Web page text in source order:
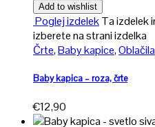
Add to wishlist
Poglej izdelekTa izdelek
izberete na strani izdelka
Črte,Baby kapice,Oblačila
Baby kapica – roza, črte
€12,90